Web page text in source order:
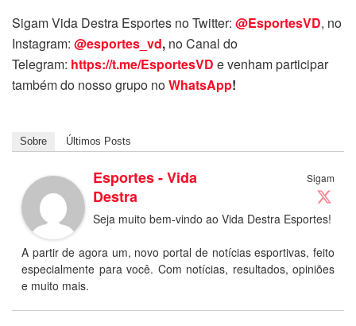
Sigam Vida Destra Esportes no Twitter: @EsportesVD, no
Instagram: @esportes_vd, no Canal do
Telegram: https://t.me/EsportesVD e venham participar
também do nosso grupo noWhatsApp!
Sobre Últimos Posts
Sigam
Esportes - Vida
Destra
Seja muito bem-vindo ao Vida Destra Esportes!
A partir de agora um, novo portal de notícias esportivas, feito
especialmente para você. Com notícias, resultados, opiniões
e muito mais.